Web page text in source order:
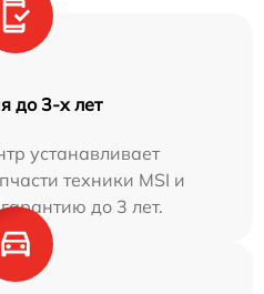
до 3-х лет
устанавливает
техники MSI и
до 3 лет.